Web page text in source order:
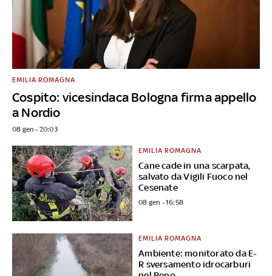
Cospito: vicesindaca Bologna firma appello
a Nordio
EMILIA ROMAGNA
08 gen - 20:03
Cane cade in una scarpata,
salvato da Vigili Fuoco nel
Cesenate
EMILIA ROMAGNA
08 gen - 16:58
Ambiente: monitorato da E-
R sversamento idrocarburi
EMILIA ROMAGNA